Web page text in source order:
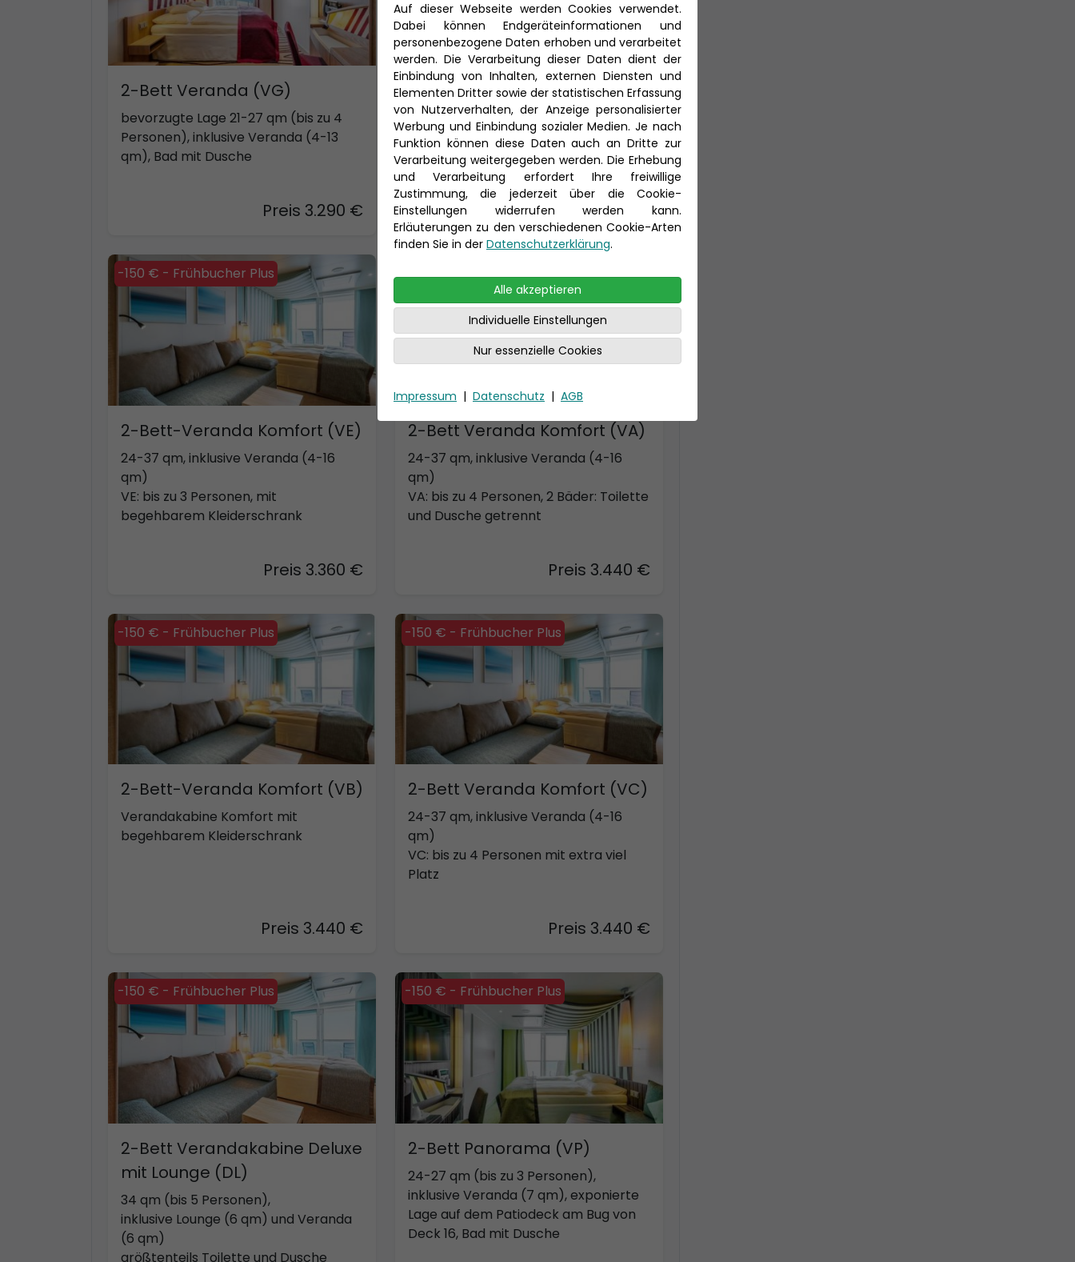
2-Bett Veranda (VG)
bevorzugte Lage 21-27 qm (bis zu 4
Personen), inklusive Veranda (4-13
qm), Bad mit Dusche
Preis 3.290 €
2-Bett Veranda Komfort (VD)
24-37 qm, inklusive Veranda (4-16
qm)
VD: bis zu 4 Personen, 2 Bäder: Toilette
und Dusche getrennt
Preis 3.360 €
-150 € - Frühbucher Plus
2-Bett-Veranda Komfort (VE)
24-37 qm, inklusive Veranda (4-16
qm)
VE: bis zu 3 Personen, mit
begehbarem Kleiderschrank
Preis 3.360 €
-150 € - Frühbucher Plus
2-Bett Veranda Komfort (VA)
24-37 qm, inklusive Veranda (4-16
qm)
VA: bis zu 4 Personen, 2 Bäder: Toilette
und Dusche getrennt
Preis 3.440 €
-150 € - Frühbucher Plus
2-Bett-Veranda Komfort (VB)
Verandakabine Komfort mit
begehbarem Kleiderschrank
Preis 3.440 €
-150 € - Frühbucher Plus
2-Bett Veranda Komfort (VC)
24-37 qm, inklusive Veranda (4-16
qm)
VC: bis zu 4 Personen mit extra viel
Platz
Preis 3.440 €
-150 € - Frühbucher Plus
2-Bett Verandakabine Deluxe
mit Lounge (DL)
34 qm (bis 5 Personen),
inklusive Lounge (6 qm) und Veranda
(6 qm)
größtenteils Toilette und Dusche
-150 € - Frühbucher Plus
2-Bett Panorama (VP)
24-27 qm (bis zu 3 Personen),
inklusive Veranda (7 qm), exponierte
Lage auf dem Patiodeck am Bug von
Deck 16, Bad mit Dusche
Auf dieser Webseite werden Cookies verwendet.
Dabei können Endgeräteinformationen und
personenbezogene Daten erhoben und verarbeitet
werden. Die Verarbeitung dieser Daten dient der
Einbindung von Inhalten, externen Diensten und
Elementen Dritter sowie der statistischen Erfassung
von Nutzerverhalten, der Anzeige personalisierter
Werbung und Einbindung sozialer Medien. Je nach
Funktion können diese Daten auch an Dritte zur
Verarbeitung weitergegeben werden. Die Erhebung
und Verarbeitung erfordert Ihre freiwillige
Zustimmung, die jederzeit über die Cookie-
Einstellungen widerrufen werden kann.
Erläuterungen zu den verschiedenen Cookie-Arten
finden Sie in der Datenschutzerklärung.
Alle akzeptieren
Individuelle Einstellungen
Nur essenzielle Cookies
Impressum | Datenschutz | AGB